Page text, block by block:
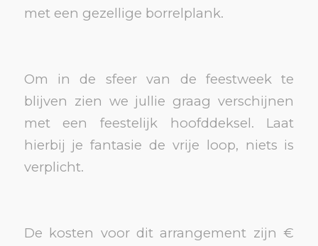
met een gezellige borrelplank.
Om in de sfeer van de feestweek te
blijven zien we jullie graag verschijnen
met een feestelijk hoofddeksel. Laat
hierbij je fantasie de vrije loop, niets is
verplicht.
De kosten voor dit arrangement zijn €